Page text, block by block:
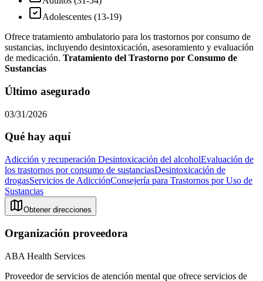
Adolescentes (13-19)
Ofrece tratamiento ambulatorio para los trastornos por consumo de
sustancias, incluyendo desintoxicación, asesoramiento y evaluación
de medicación. Tratamiento del Trastorno por Consumo de
Sustancias
Último asegurado
03/31/2026
Qué hay aquí
Adicción y recuperación Desintoxicación del alcoholEvaluación de
los trastornos por consumo de sustanciasDesintoxicación de
drogasServicios de AdicciónConsejería para Trastornos por Uso de
Sustancias
Obtener direcciones
Organización proveedora
ABA Health Services
Proveedor de servicios de atención mental que ofrece servicios de